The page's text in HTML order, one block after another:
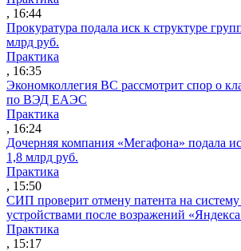
, 16:44
Прокуратура подала иск к структуре
млрд руб.
Практика
, 16:35
Экономколлегия ВС рассмотрит спор о
по ВЭД ЕАЭС
Практика
, 16:24
Дочерняя компания «Мегафона» подала
1,8 млрд руб.
Практика
, 15:50
СИП проверит отмену патента на
устройствами после возражений
Практика
, 15:17